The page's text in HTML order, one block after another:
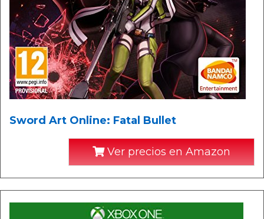
Sword Art Online: Fatal Bullet
Ver precios en Amazon